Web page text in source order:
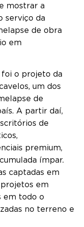
mostrar a
serviço da
de obra
em
o projeto da
um dos
de
A partir daí,
de
premium,
ímpar.
captadas em
em
em todo o
no terreno e